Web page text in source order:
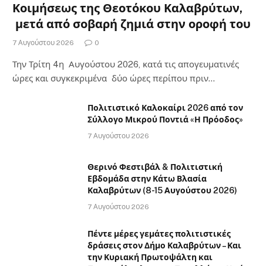
Κοιμήσεως της Θεοτόκου Καλαβρύτων,
μετά από σοβαρή ζημιά στην οροφή του
7 Αυγούστου 2026 0
Την Τρίτη 4η Αυγούστου 2026, κατά τις απογευματινές
ώρες και συγκεκριμένα δύο ώρες περίπου πριν…
Πολιτιστικό Καλοκαίρι 2026 από τον
Σύλλογο Μικρού Ποντιά «Η Πρόοδος»
7 Αυγούστου 2026
Θερινό Φεστιβάλ & Πολιτιστική
Εβδομάδα στην Κάτω Βλασία
Καλαβρύτων (8-15 Αυγούστου 2026)
7 Αυγούστου 2026
Πέντε μέρες γεμάτες πολιτιστικές
δράσεις στον Δήμο Καλαβρύτων – Και
την Κυριακή Πρωτοψάλτη και